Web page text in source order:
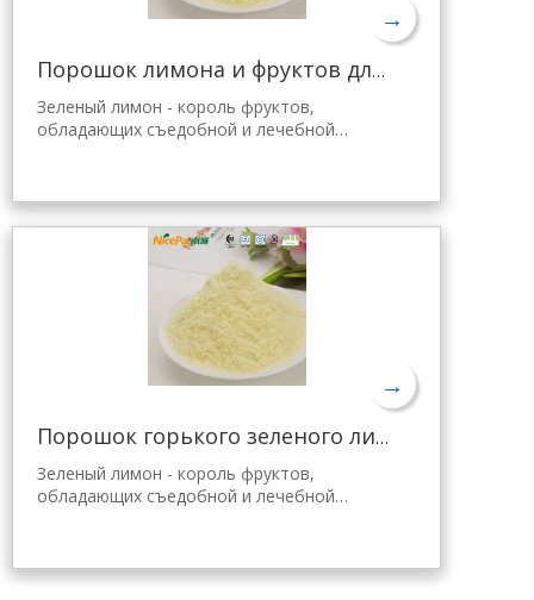
→
Порошок лимона и фруктов для желе Tang
Зеленый лимон - король фруктов,
обладающих съедобной и лечебной
Хайнань, полученного с помощью самой
распылительной сушки и обработки,
которая хорошо сохраняет
питательность и аромат свежего лимона.
Мгновенно растворяется, удобен в
→
Порошок горького зеленого лимона для похудения
Зеленый лимон - король фруктов,
обладающих съедобной и лечебной
Хайнань, полученного с помощью самой
передовой в мире технологии